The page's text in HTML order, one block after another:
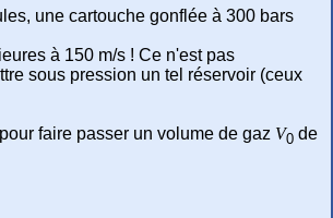
une cartouche gonflée à 300 bars
à 150 m/s ! Ce n'est pas
sous pression un tel réservoir (ceux
faire passer un volume de gaz V0 de